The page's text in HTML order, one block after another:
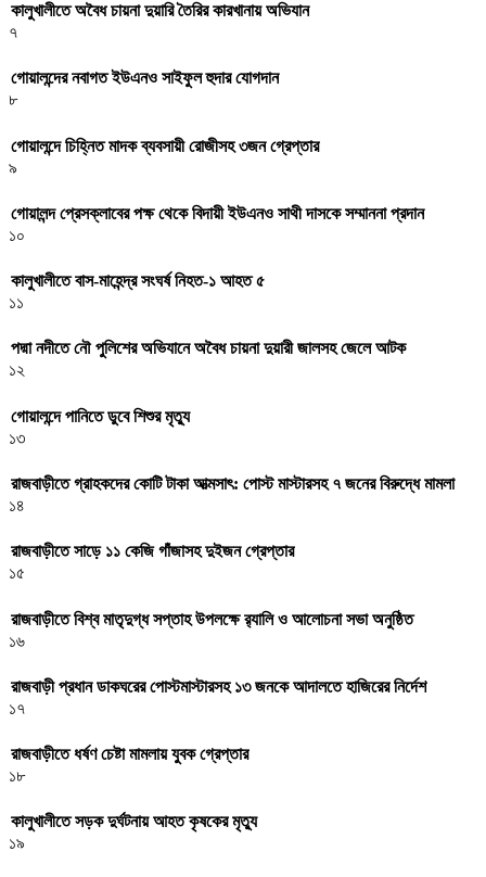
কালুখালীতে অবৈধ চায়না দুয়ারি তৈরির কারখানায় অভিযান
৭
গোয়ালন্দের নবাগত ইউএনও সাইফুল হুদার যোগদান
৮
গোয়ালন্দে চিহ্নিত মাদক ব্যবসায়ী রোজীসহ ৩জন গ্রেপ্তার
৯
গোয়ালন্দ প্রেসক্লাবের পক্ষ থেকে বিদায়ী ইউএনও সাথী দাসকে সম্মাননা প্রদান
১০
কালুখালীতে বাস-মাহেন্দ্র সংঘর্ষ নিহত-১ আহত ৫
১১
পদ্মা নদীতে নৌ পুলিশের অভিযানে অবৈধ চায়না দুয়ারী জালসহ জেলে আটক
১২
গোয়ালন্দে পানিতে ডুবে শিশুর মৃত্যু
১৩
রাজবাড়ীতে গ্রাহকদের কোটি টাকা আত্মসাৎ: পোস্ট মাস্টারসহ ৭ জনের বিরুদ্ধে মামলা
১৪
রাজবাড়ীতে সাড়ে ১১ কেজি গাঁজাসহ দুইজন গ্রেপ্তার
১৫
রাজবাড়ীতে বিশ্ব মাতৃদুগ্ধ সপ্তাহ উপলক্ষে র‌্যালি ও আলোচনা সভা অনুষ্ঠিত
১৬
রাজবাড়ী প্রধান ডাকঘরের পোস্টমাস্টারসহ ১৩ জনকে আদালতে হাজিরের নির্দেশ
১৭
রাজবাড়ীতে ধর্ষণ চেষ্টা মামলায় যুবক গ্রেপ্তার
১৮
কালুখালীতে সড়ক দুর্ঘটনায় আহত কৃষকের মৃত্যু
১৯